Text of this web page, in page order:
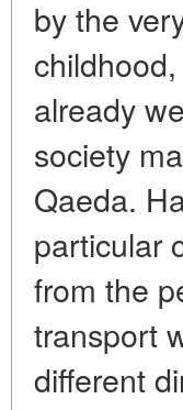
by the
already
society
Qaeda.
particular
from the
transport
different